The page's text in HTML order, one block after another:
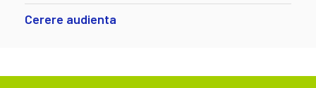
Cerere audienta